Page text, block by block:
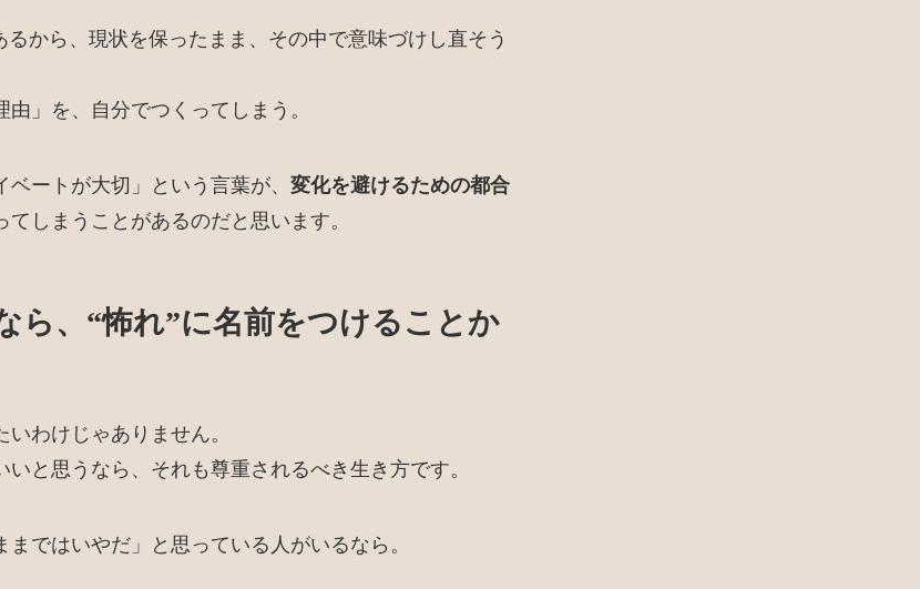
るから、現状を保ったまま、その中で意味づけし直そう
由」を、自分でつくってしまう。
ートが大切」という言葉が、 変化を避けるための都合
てしまうことがあるのだと思います。
ら、“怖れ”に名前をつけることか
わけじゃありません。
いと思うなら、それも尊重されるべき生き方です。
まではいやだ」と思っている人がいるなら。